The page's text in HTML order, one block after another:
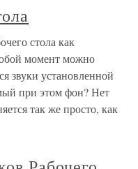
стола как
момент можно
звуки установленной
при этом фон? Нет
так же просто, как